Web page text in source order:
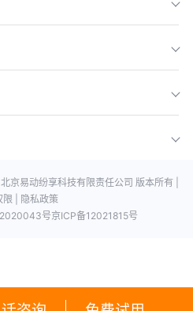
京易动纷享科技有限责任公司 版本所有 |
|
隐私政策
号京ICP备12021815号